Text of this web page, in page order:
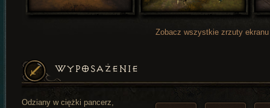
Zobacz wszystkie zrzuty
WYPOSAŻENIE
Odziany w ciężki pancerz,